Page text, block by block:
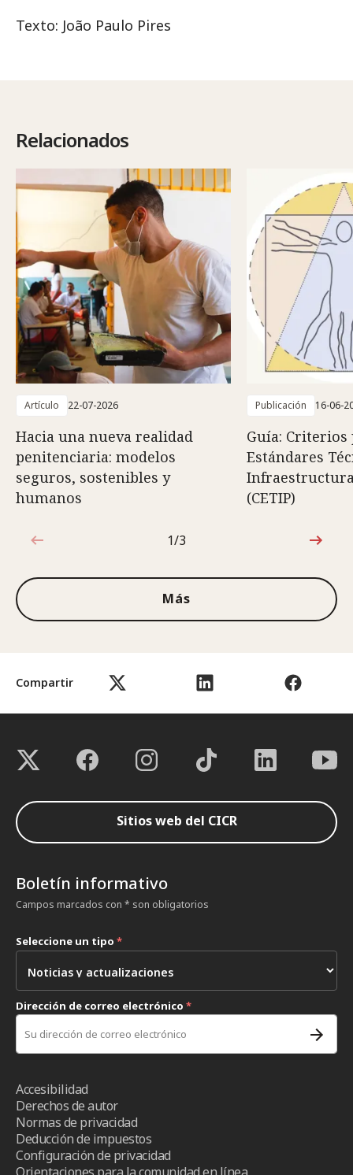
Compartir
Texto: João Paulo Pires
Relacionados
Artículo 22-07-2026
Hacia una nueva realidad
penitenciaria: modelos
seguros, sostenibles y
humanos
Publicación 16-06-
Guía: Criterios
Estándares
(CETIP)
1de3
1/3
Más
Sitios web del CICR
Boletín informativo
Campos marcados con * son obligatorios
Seleccione un tipo *
Dirección de correo electrónico *
Accesibilidad
Derechos de autor
Normas de privacidad
Deducción de impuestos
Configuración de privacidad